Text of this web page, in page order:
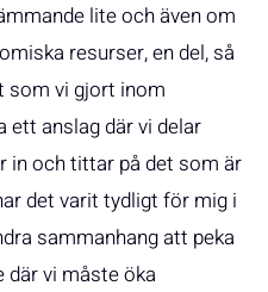
lite och även om
resurser, en del, så
som vi gjort inom
anslag där vi delar
in och tittar på det som är
det varit tydligt för mig i
sammanhang att peka
vi måste öka